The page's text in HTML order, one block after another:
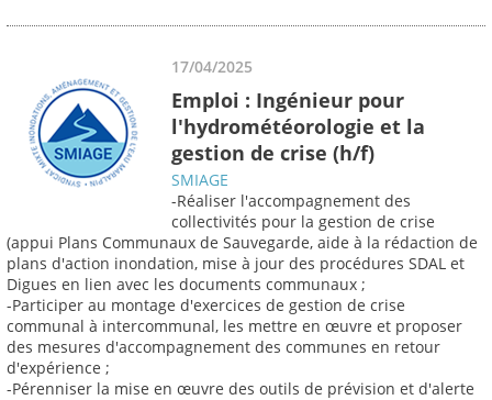
17/04/2025
Emploi : Ingénieur pour
l'hydrométéorologie et la
gestion de crise (h/f)
SMIAGE
-Réaliser l'accompagnement des
collectivités pour la gestion de crise
(appui Plans Communaux de Sauvegarde, aide à la rédaction de
plans d'action inondation, mise à jour des procédures SDAL et
Digues en lien avec les documents communaux ;
-Participer au montage d'exercices de gestion de crise
communal à intercommunal, les mettre en œuvre et proposer
des mesures d'accompagnement des communes en retour
d'expérience ;
-Pérenniser la mise en œuvre des outils de prévision et d'alerte